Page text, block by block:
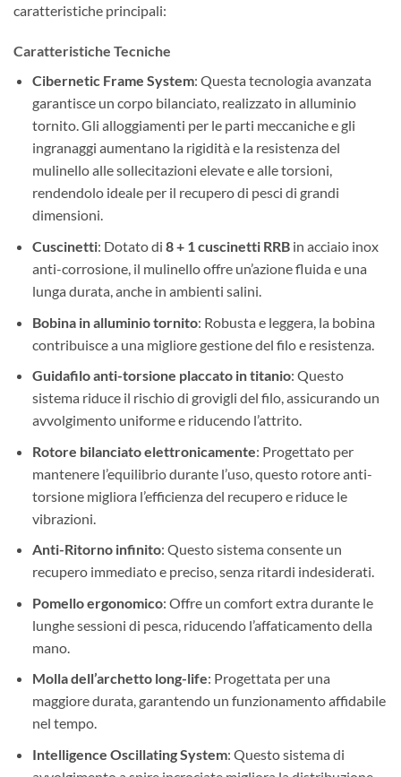
caratteristiche principali:
Caratteristiche Tecniche
Cibernetic Frame System: Questa tecnologia avanzata
garantisce un corpo bilanciato, realizzato in alluminio
tornito. Gli alloggiamenti per le parti meccaniche e gli
ingranaggi aumentano la rigidità e la resistenza del
mulinello alle sollecitazioni elevate e alle torsioni,
rendendolo ideale per il recupero di pesci di grandi
dimensioni.
Cuscinetti: Dotato di 8 + 1 cuscinetti RRBin acciaio inox
anti-corrosione, il mulinello offre un’azione fluida e una
lunga durata, anche in ambienti salini.
Bobina in alluminio tornito: Robusta e leggera, la bobina
contribuisce a una migliore gestione del filo e resistenza.
Guidafilo anti-torsione placcato in titanio: Questo
sistema riduce il rischio di grovigli del filo, assicurando un
avvolgimento uniforme e riducendo l’attrito.
Rotore bilanciato elettronicamente: Progettato per
mantenere l’equilibrio durante l’uso, questo rotore anti-
torsione migliora l’efficienza del recupero e riduce le
vibrazioni.
Anti-Ritorno infinito: Questo sistema consente un
recupero immediato e preciso, senza ritardi indesiderati.
Pomello ergonomico: Offre un comfort extra durante le
lunghe sessioni di pesca, riducendo l’affaticamento della
mano.
Molla dell’archetto long-life: Progettata per una
maggiore durata, garantendo un funzionamento affidabile
nel tempo.
Intelligence Oscillating System: Questo sistema di